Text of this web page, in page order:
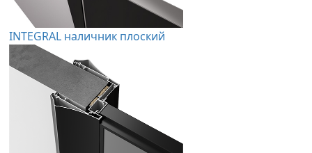
INTEGRAL наличник плоский